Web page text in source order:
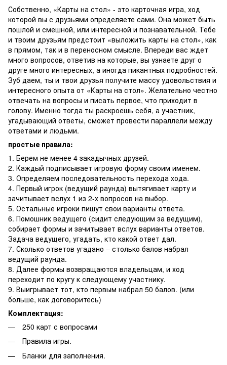
Собственно, «Карты на стол» - это карточная игра, ход
которой вы с друзьями определяете сами. Она может быть
пошлой и смешной, или интересной и познавательной. Тебе
и твоим друзьям предстоит «выложить карты на стол», как
в прямом, так и в переносном смысле. Впереди вас ждет
много вопросов, ответив на которые, вы узнаете друг о
друге много интересных, а иногда пикантных подробностей.
Зуб даем, ты и твои друзья получите массу удовольствия и
интересного опыта от «Карты на стол». Желательно честно
отвечать на вопросы и писать первое, что приходит в
голову. Именно тогда ты раскроешь себя, а участник,
угадывающий ответы, сможет провести параллели между
ответами и людьми.
простые правила:
1. Берем не менее 4 закадычных друзей.
2. Каждый подписывает игровую форму своим именем.
3. Определяем последовательность перехода хода.
4. Первый игрок (ведущий раунда) вытягивает карту и
зачитывает вслух 1 из 2-х вопросов на выбор.
5. Остальные игроки пишут свои варианты ответа.
6. Помошник ведущего (сидит следующим за ведущим),
собирает формы и зачитывает вслух варианты ответов.
Задача ведущего, угадать, кто какой ответ дал.
7. Сколько ответов угадано – столько балов набрал
ведущий раунда.
8. Далее формы возвращаются владельцам, и ход
переходит по кругу к следующему участнику.
9. Выигрывает тот, кто первым набрал 50 балов. (или
больше, как договоритесь)
Комплектация:
250 карт с вопросами
Правила игры.
Бланки для заполнения.